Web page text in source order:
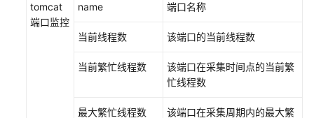
授
予
tomcat
端口监控
name 端口名称
当前线程数 该端口的当前线程数
当前繁忙线程数
该端口在采集时间点的当前繁
忙线程数
最大繁忙线程数
该端口在采集周期内的最大繁